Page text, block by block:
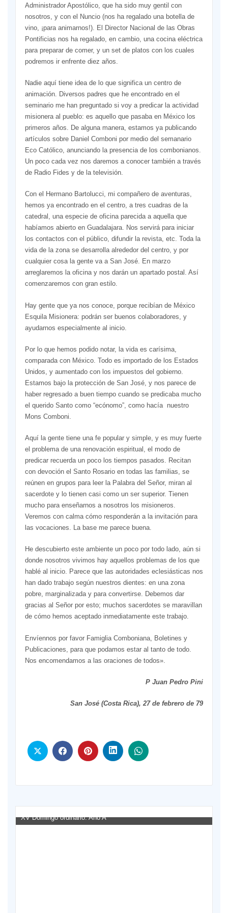
Administrador Apostólico, que ha sido muy gentil con
nosotros, y con el Nuncio (nos ha regalado una botella de
vino, ¡para animarnos!). El Director Nacional de las Obras
Pontificias nos ha regalado, en cambio, una cocina eléctrica
para preparar de comer, y un set de platos con los cuales
podremos ir enfrente diez años.
Nadie aquí tiene idea de lo que significa un centro de
animación. Diversos padres que he encontrado en el
seminario me han preguntado si voy a predicar la actividad
misionera al pueblo: es aquello que pasaba en México los
primeros años. De alguna manera, estamos ya publicando
artículos sobre Daniel Comboni por medio del semanario
Eco Católico, anunciando la presencia de los combonianos.
Un poco cada vez nos daremos a conocer también a través
de Radio Fides y de la televisión.
Con el Hermano Bartolucci, mi compañero de aventuras,
hemos ya encontrado en el centro, a tres cuadras de la
catedral, una especie de oficina parecida a aquella que
habíamos abierto en Guadalajara. Nos servirá para iniciar
los contactos con el público, difundir la revista, etc. Toda la
vida de la zona se desarrolla alrededor del centro, y por
cualquier cosa la gente va a San José. En marzo
arreglaremos la oficina y nos darán un apartado postal. Así
comenzaremos con gran estilo.
Hay gente que ya nos conoce, porque recibían de México
Esquila Misionera: podrán ser buenos colaboradores, y
ayudarnos especialmente al inicio.
Por lo que hemos podido notar, la vida es carísima,
comparada con México. Todo es importado de los Estados
Unidos, y aumentado con los impuestos del gobierno.
Estamos bajo la protección de San José, y nos parece de
haber regresado a buen tiempo cuando se predicaba mucho
el querido Santo como “ecónomo”, como hacía nuestro
Mons Comboni.
Aquí la gente tiene una fe popular y simple, y es muy fuerte
el problema de una renovación espiritual, el modo de
predicar recuerda un poco los tiempos pasados. Recitan
con devoción el Santo Rosario en todas las familias, se
reúnen en grupos para leer la Palabra del Señor, miran al
sacerdote y lo tienen casi como un ser superior. Tienen
mucho para enseñarnos a nosotros los misioneros.
Veremos con calma cómo responderán a la invitación para
las vocaciones. La base me parece buena.
He descubierto este ambiente un poco por todo lado, aún si
donde nosotros vivimos hay aquellos problemas de los que
hablé al inicio. Parece que las autoridades eclesiásticas nos
han dado trabajo según nuestros dientes: en una zona
pobre, marginalizada y para convertirse. Debemos dar
gracias al Señor por esto; muchos sacerdotes se maravillan
de cómo hemos aceptado inmediatamente este trabajo.
Envíennos por favor Famiglia Comboniana, Boletines y
Publicaciones, para que podamos estar al tanto de todo.
Nos encomendamos a las oraciones de todos».
P Juan Pedro Pini
San José (Costa Rica), 27 de febrero de 79